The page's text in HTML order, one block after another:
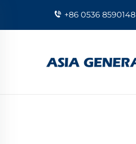
+86 0536 8590148